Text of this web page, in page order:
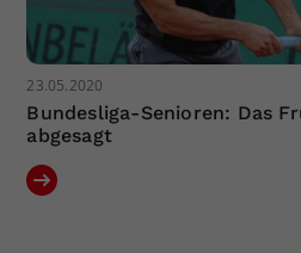
23.05.2020
Bundesliga-Senioren: Das
abgesagt